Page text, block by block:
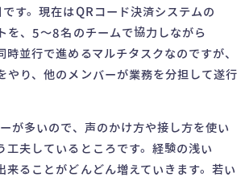
す。現在はQRコード決済システムの
を、5～8名のチームで協力しながら
並行で進めるマルチタスクなのですが、
やり、他のメンバーが業務を分担して遂行
が多いので、声のかけ方や接し方を使い
夫しているところです。経験の浅い
ることがどんどん増えていきます。若い